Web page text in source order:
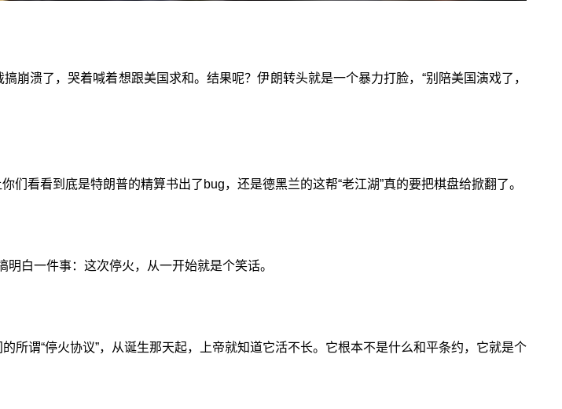
崩溃了，哭着喊着想跟美国求和。结果呢？伊朗转头就是一个暴力打脸，“别陪美国演戏了，
看看到底是特朗普的精算书出了bug，还是德黑兰的这帮“老江湖”真的要把棋盘给掀翻了。
明白一件事：这次停火，从一开始就是个笑话。
所谓“停火协议”，从诞生那天起，上帝就知道它活不长。它根本不是什么和平条约，它就是个